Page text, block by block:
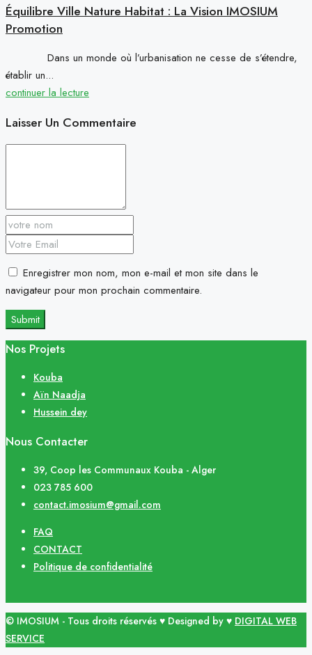
Équilibre Ville Nature Habitat : La Vision IMOSIUM
Promotion
Dans un monde où l’urbanisation ne cesse de s’étendre,
établir un...
continuer la lecture
Laisser Un Commentaire
Enregistrer mon nom, mon e-mail et mon site dans le
navigateur pour mon prochain commentaire.
Nos Projets
Kouba
Aïn Naadja
Hussein dey
Nous Contacter
39, Coop les Communaux Kouba - Alger
023 785 600
contact.imosium@gmail.com
FAQ
CONTACT
Politique de confidentialité
© IMOSIUM - Tous droits réservés ♥ Designed by ♥ DIGITAL WEB
SERVICE